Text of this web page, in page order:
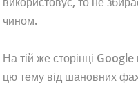
чином.
На тій же сторінці
цю тему від шановних